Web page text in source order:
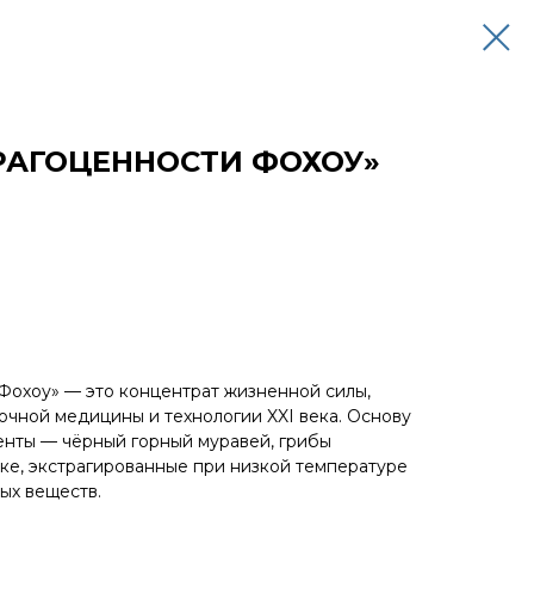
ФОХОУ»
— это концентрат жизненной силы,
медицины и технологии XXI века. Основу
— чёрный горный муравей, грибы
экстрагированные при низкой температуре
веществ.